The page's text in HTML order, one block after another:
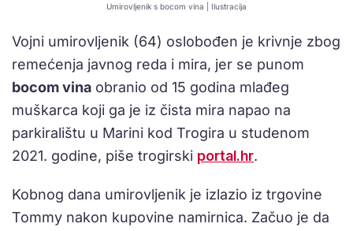
Umirovljenik s bocom vina | Ilustracija
Vojni umirovljenik (64) oslobođen je krivnje zbog
remećenja javnog reda i mira, jer se punom
bocom vina obranio od 15 godina mlađeg
muškarca koji ga je iz čista mira napao na
parkiralištu u Marini kod Trogira u studenom
2021. godine, piše trogirski portal.hr.
Kobnog dana umirovljenik je izlazio iz trgovine
Tommy nakon kupovine namirnica. Začuo je da